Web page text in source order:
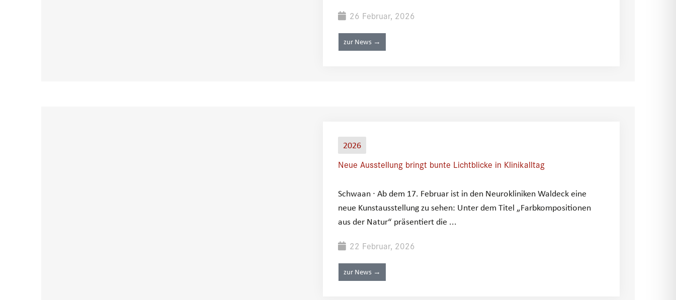
26 Februar, 2026
zur News →
2026
Neue Ausstellung bringt bunte Lichtblicke in Klinikalltag
Schwaan ∙ Ab dem 17. Februar ist in den Neurokliniken Waldeck eine
neue Kunstausstellung zu sehen: Unter dem Titel „Farbkompositionen
aus der Natur“ präsentiert die ...
22 Februar, 2026
zur News →